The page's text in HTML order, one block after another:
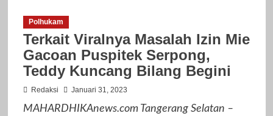
Perbaiki
Rumah
Roboh
di
Polhukam
Terkait Viralnya Masalah Izin Mie
Gacoan Puspitek Serpong,
Teddy Kuncang Bilang Begini
Redaksi Januari 31, 2023
MAHARDHIKAnews.com Tangerang Selatan –